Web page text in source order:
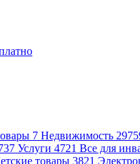
7 Недвижимость
Услуги 4721 Все для
товары 3821